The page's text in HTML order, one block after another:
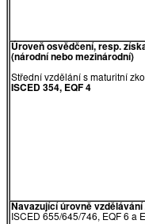
Úroveň osvědčení, resp.
(národní nebo mezinárodní)
Střední vzdělání s maturitní
ISCED 354, EQF 4
Navazující úrovně
ISCED 655/645/746, EQF 6 a